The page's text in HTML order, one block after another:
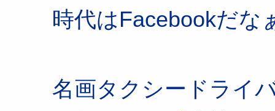
時代はFacebookだな
名画タクシードライ